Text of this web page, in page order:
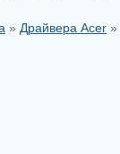
» Драйвера Acer »